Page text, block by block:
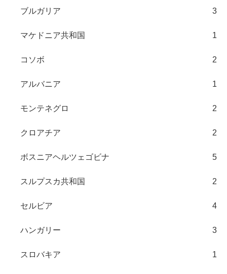
ブルガリア 3
マケドニア共和国 1
コソボ 2
アルバニア 1
モンテネグロ 2
クロアチア 2
ボスニアヘルツェゴビナ 5
スルプスカ共和国 2
セルビア 4
ハンガリー 3
スロバキア 1